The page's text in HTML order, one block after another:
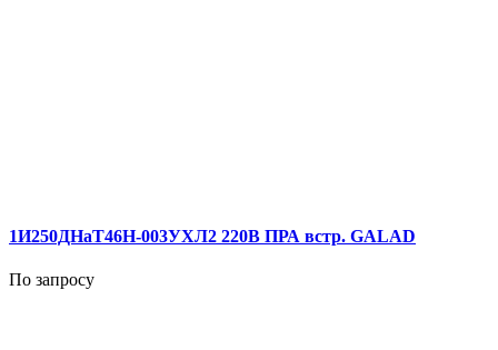
1И250ДНаТ46Н-003УХЛ2 220В ПРА встр. GALAD
По запросу